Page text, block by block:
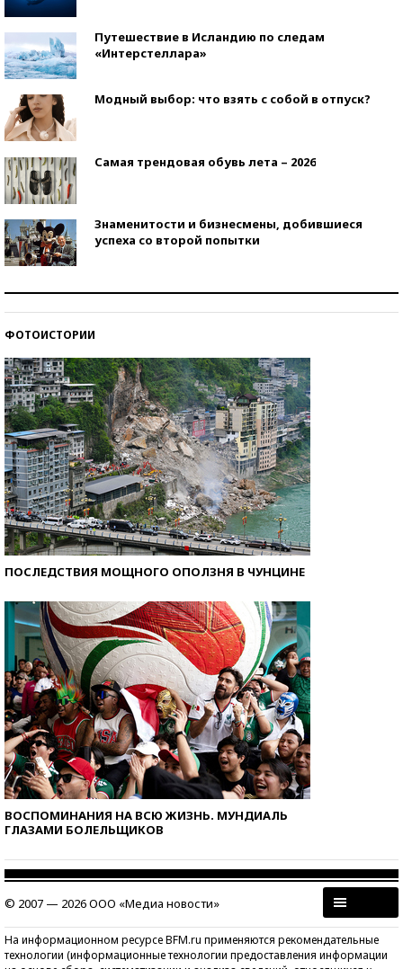
Путешествие в Исландию по следам
«Интерстеллара»
Модный выбор: что взять с собой в отпуск?
Самая трендовая обувь лета – 2026
Знаменитости и бизнесмены, добившиеся
успеха со второй попытки
ФОТОИСТОРИИ
ПОСЛЕДСТВИЯ МОЩНОГО ОПОЛЗНЯ В ЧУНЦИНЕ
ВОСПОМИНАНИЯ НА ВСЮ ЖИЗНЬ. МУНДИАЛЬ
ГЛАЗАМИ БОЛЕЛЬЩИКОВ
© 2007 — 2026 ООО «Медиа новости»
На информационном ресурсе BFM.ru применяются рекомендательные
технологии (информационные технологии предоставления информации